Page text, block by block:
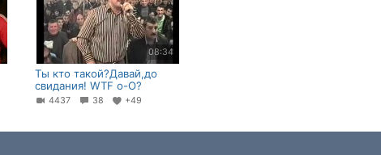
08:34
Ты кто такой?Давай,до
свидания! WTF o-O?
4437 38 +49